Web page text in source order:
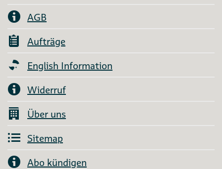
AGB
Aufträge
English Information
Widerruf
Über uns
Sitemap
Abo kündigen